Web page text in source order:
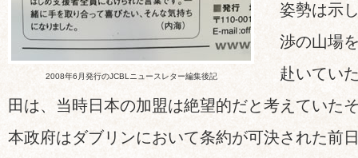
2008年6月発行のJCBLニュースレター編集後記
姿勢は示
渉の山場
赴いてい
田は、当時日本の加盟は絶望的だと考えていた
本政府はダブリンにおいて条約が可決された前